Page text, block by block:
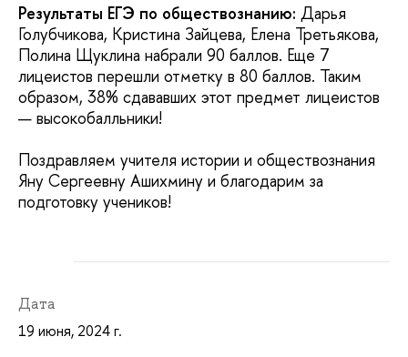
Результаты ЕГЭ по обществознанию: Дарья
Голубчикова, Кристина Зайцева, Елена Третьякова,
Полина Щуклина набрали 90 баллов. Еще 7
лицеистов перешли отметку в 80 баллов. Таким
образом, 38% сдававших этот предмет лицеистов
— высокобалльники!
Поздравляем учителя истории и обществознания
Яну Сергеевну Ашихмину и благодарим за
подготовку учеников!
Дата
19 июня, 2024 г.